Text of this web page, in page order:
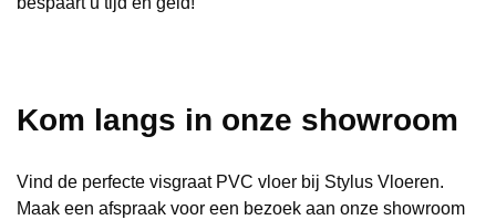
Kom langs in onze showroom
Vind de perfecte visgraat PVC vloer bij Stylus Vloeren.
Maak een afspraak voor een bezoek aan onze showroom